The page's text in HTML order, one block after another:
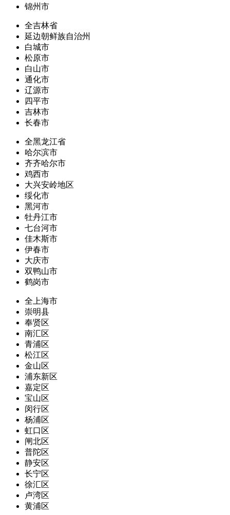
锦州市
全吉林省
延边朝鲜族自治州
白城市
松原市
白山市
通化市
辽源市
四平市
吉林市
长春市
全黑龙江省
哈尔滨市
齐齐哈尔市
鸡西市
大兴安岭地区
绥化市
黑河市
牡丹江市
七台河市
佳木斯市
伊春市
大庆市
双鸭山市
鹤岗市
全上海市
崇明县
奉贤区
南汇区
青浦区
松江区
金山区
浦东新区
嘉定区
宝山区
闵行区
杨浦区
虹口区
闸北区
普陀区
静安区
长宁区
徐汇区
卢湾区
黄浦区